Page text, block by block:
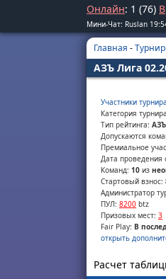
Онлайн: 1 (76)
Мини-Чат: Ruslan
Главная -
АЗЪ Лига
Участники турнира
Категория
Тип рейтинга:
Допускаются
Премиальное
Дата проведения
Команд: 10 из
Стартовый взнос:
Администратор
ПУЛ: 8200 btz
Призовых мест: 3
Fair Play: В
открыть
Расчет